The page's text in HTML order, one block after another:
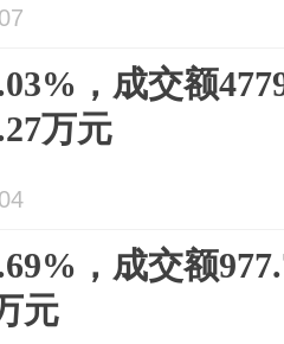
，成交额
万元
，成交额
元